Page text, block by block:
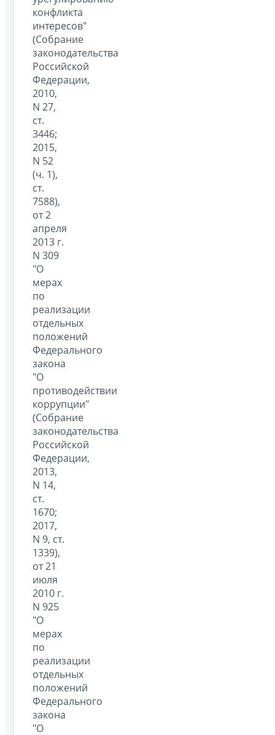
конфликта
интересов"
(Собрание
законодательства
Российской
Федерации,
2010,
N 27,
ст.
3446;
2015,
N 52
(ч. 1),
ст.
7588),
от 2
апреля
2013 г.
N 309
"О
мерах
по
реализации
отдельных
положений
Федерального
закона
"О
противодействии
коррупции"
(Собрание
законодательства
Российской
Федерации,
2013,
N 14,
ст.
1670;
2017,
N 9, ст.
1339),
от 21
июля
2010 г.
N 925
"О
мерах
по
реализации
отдельных
положений
Федерального
закона
"О